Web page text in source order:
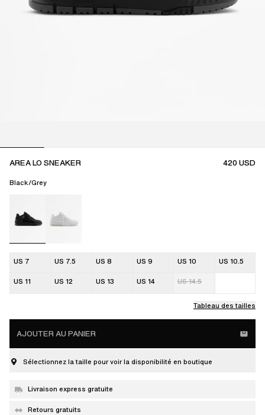
AREA LO SNEAKER 420USD
Black/Grey
US 7 US 7.5 US 8 US 9 US 10 US 10.5
US 11 US 12 US 13 US 14 US 14.5
Tableau des tailles
AJOUTER AU PANIER
Sélectionnez la taille pour voir la disponibilité en boutique
Livraison express gratuite
Retours gratuits